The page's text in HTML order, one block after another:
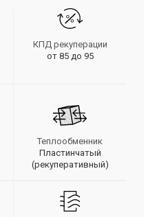
КПД рекуперации
от 85 до 95
Теплообменник
Пластинчатый
(рекуперативный)